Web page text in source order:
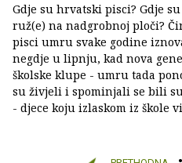
Gdje su hrvatski pisci? Gdje
ruž(e) na nadgrobnoj ploči?
pisci umru svake godine
negdje u lipnju, kad nova
školske klupe - umru tada
su živjeli i spominjali se bili
- djece koju izlaskom iz škole